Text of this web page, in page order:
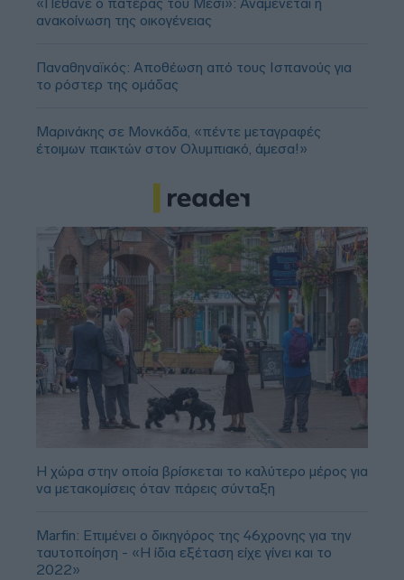
ανακοίνωση της οικογένειας
Παναθηναϊκός: Αποθέωση από τους Ισπανούς για
το ρόστερ της ομάδας
Μαρινάκης σε Μονκάδα, «πέντε μεταγραφές
έτοιμων παικτών στον Ολυμπιακό, άμεσα!»
Η χώρα στην οποία βρίσκεται το καλύτερο μέρος για
να μετακομίσεις όταν πάρεις σύνταξη
Marfin: Επιμένει ο δικηγόρος της 46χρονης για την
ταυτοποίηση - «Η ίδια εξέταση είχε γίνει και το
2022»